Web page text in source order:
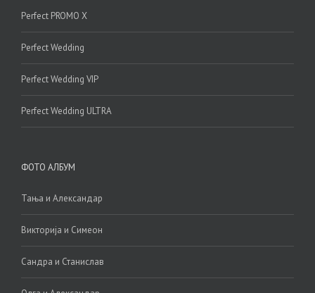
Perfect PROMO X
Perfect Wedding
Perfect Wedding VIP
Perfect Wedding ULTRA
ФОТО АЛБУМ
Тања и Александар
Викторија и Симеон
Сандра и Станислав